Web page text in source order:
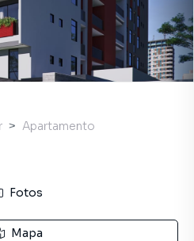
Apartamento
Fotos
Mapa